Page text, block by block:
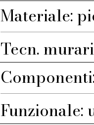
Materiale:
Tecn.
Funzionale: